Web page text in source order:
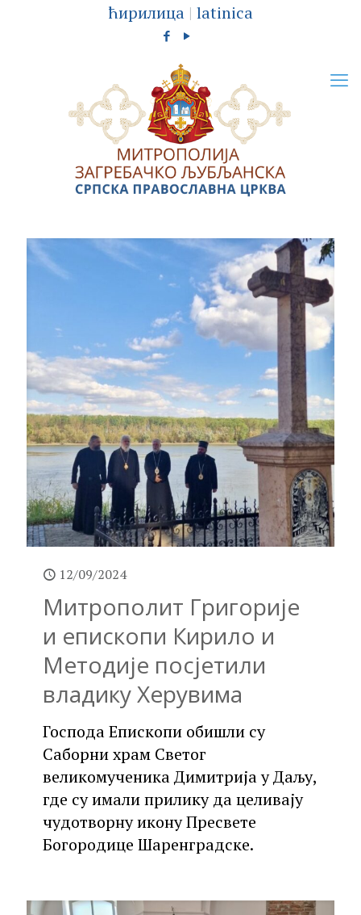
ћирилица | latinica
12/09/2024
Митрополит Григорије
и епископи Кирило и
Методије посјетили
владику Херувима
Господа Епископи обишли су
Саборни храм Светог
великомученика Димитрија у Даљу,
где су имали прилику да целивају
чудотворну икону Пресвете
Богородице Шаренградске.